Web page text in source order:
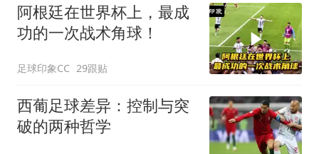
阿根廷在世界杯上，最成
功的一次战术角球！
足球印象CC 29跟贴
西葡足球差异：控制与突
破的两种哲学